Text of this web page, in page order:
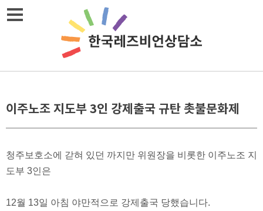
이주노조 지도부 3인 강제출국 규탄 촛불문화제
청주보호소에 갇혀 있던 까지만 위원장을 비롯한 이주노조 지
도부 3인은
12월 13일 아침 야만적으로 강제출국 당했습니다.